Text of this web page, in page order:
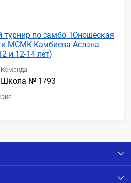
турнир по самбо "Юношеская
МСМК Камбиева Аслана
и 12-14 лет)
Команда
Школа № 1793